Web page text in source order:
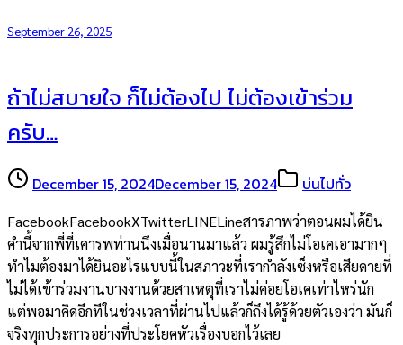
September 26, 2025
ถ้าไม่สบายใจ ก็ไม่ต้องไป ไม่ต้องเข้าร่วม
ครับ…
December 15, 2024December 15, 2024 บ่นไปทั่ว
FacebookFacebookXTwitterLINELineสารภาพว่าตอนผมได้ยิน
คำนี้จากพี่ที่เคารพท่านนึงเมื่อนานมาแล้ว ผมรู้สึกไม่โอเคเอามากๆ
ทำไมต้องมาได้ยินอะไรแบบนี้ในสภาวะที่เรากำลังเซ็งหรือเสียดายที่
ไม่ได้เข้าร่วมงานบางงานด้วยสาเหตุที่เราไม่ค่อยโอเคเท่าไหร่นัก
แต่พอมาคิดอีกทีในช่วงเวลาที่ผ่านไปแล้วก็ถึงได้รู้ด้วยตัวเองว่า มันก็
จริงทุกประการอย่างที่ประโยคหัวเรื่องบอกไว้เลย